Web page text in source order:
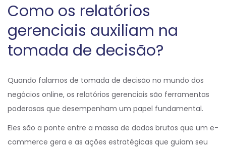
Como os relatórios
gerenciais auxiliam na
tomada de decisão?
Quando falamos de tomada de decisão no mundo dos
negócios online, os relatórios gerenciais são ferramentas
poderosas que desempenham um papel fundamental.
Eles são a ponte entre a massa de dados brutos que um e-
commerce gera e as ações estratégicas que guiam seu